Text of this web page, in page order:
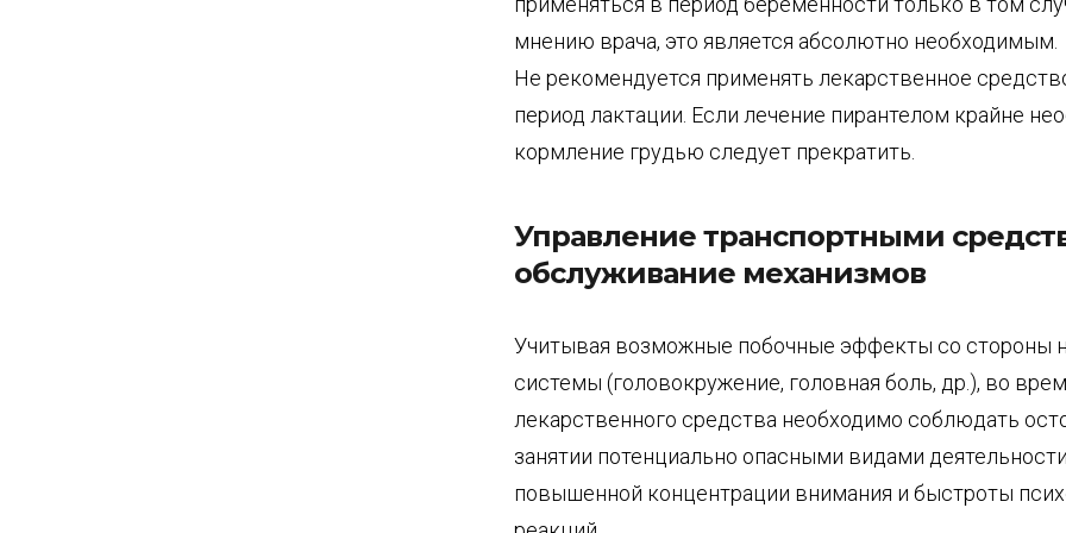
мнению врача, это является абсолютно необходимым.
Не рекомендуется применять лекарственное
период лактации. Если лечение пирантелом крайне
кормление грудью следует прекратить.
Управление транспортными
обслуживание механизмов
Учитывая возможные побочные эффекты со стороны
системы (головокружение, головная боль, др.), во
лекарственного средства необходимо соблюдать
занятии потенциально опасными видами
повышенной концентрации внимания и быстроты